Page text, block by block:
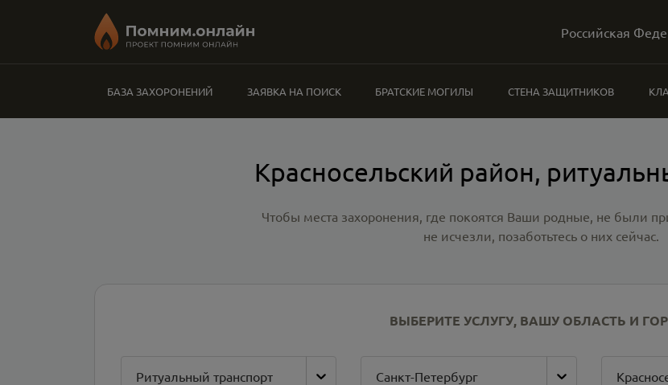
Российская
БАЗА ЗАХОРОНЕНИЙ ЗАЯВКА НА ПОИСК БРАТСКИЕ МОГИЛЫ СТЕНА ЗАЩИТНИКОВ
Красносельский район,
Чтобы места захоронения, где покоятся Ваши родные, не были
не исчезли, позаботьтесь о них сейчас.
ВЫБЕРИТЕ УСЛУГУ, ВАШУ ОБЛАСТЬ И
Ритуальный транспорт Санкт-Петербург